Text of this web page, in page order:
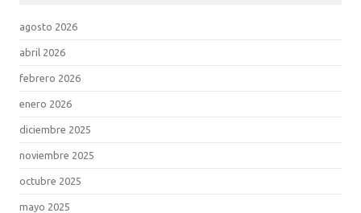
agosto 2026
abril 2026
febrero 2026
enero 2026
diciembre 2025
noviembre 2025
octubre 2025
mayo 2025